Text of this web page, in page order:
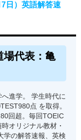
日）英語解答速
場代表：亀
進学。 学生時代に
点 を取得。
回超。毎回TOEIC
オリジナル教材・
学の解答速報、英検